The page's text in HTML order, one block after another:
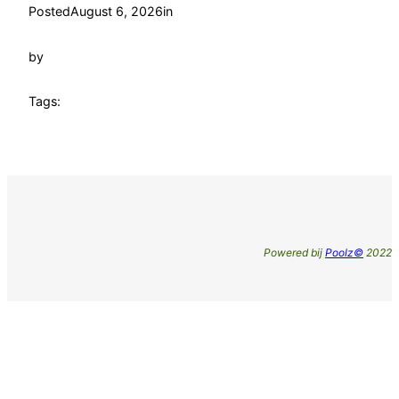
PostedAugust 6, 2026in
by
Tags:
Powered bij Poolz© 2022